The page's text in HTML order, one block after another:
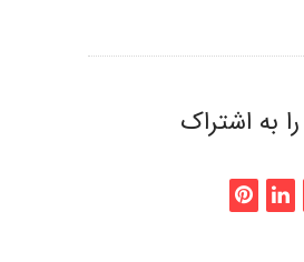
به اشتراک